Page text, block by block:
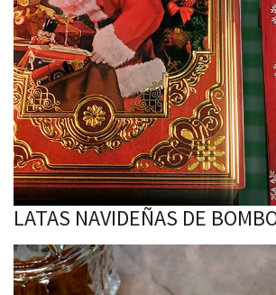
LATAS NAVIDEÑAS DE